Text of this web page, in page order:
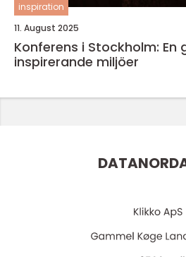
inspiration
11. August 2025
Konferens i Stockholm: En
inspirerande miljöer